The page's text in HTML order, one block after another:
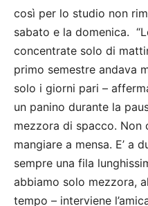
così per lo studio non
sabato e la domenica.
concentrate solo di
primo semestre andava
solo i giorni pari –
un panino durante la
mezzora di spacco. Non
mangiare a mensa. E’ a
sempre una fila
abbiamo solo mezzora,
tempo – interviene